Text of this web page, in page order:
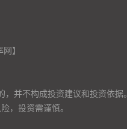
】
并不构成投资建议和投资依据。
，投资需谨慎。